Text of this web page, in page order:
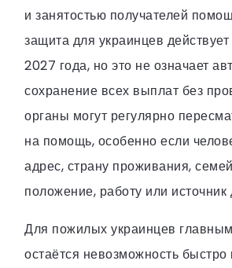
и занятостью получателей
защита для украинцев
2027 года, но это не означает
сохранение всех выплат без
органы могут регулярно
на помощь, особенно если
адрес, страну проживания,
положение, работу или источник
Для пожилых украинцев
остаётся невозможность быстро